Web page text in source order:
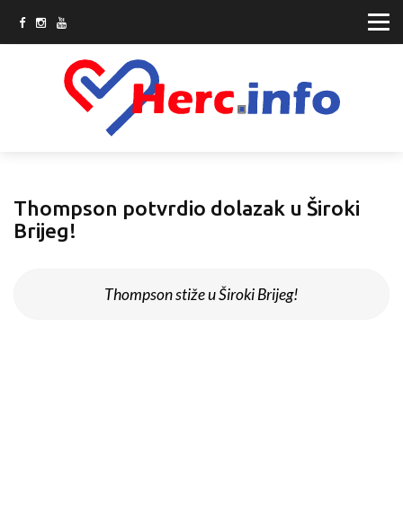
Thompson potvrdio dolazak u Široki
Brijeg!
Thompson stiže u Široki Brijeg!